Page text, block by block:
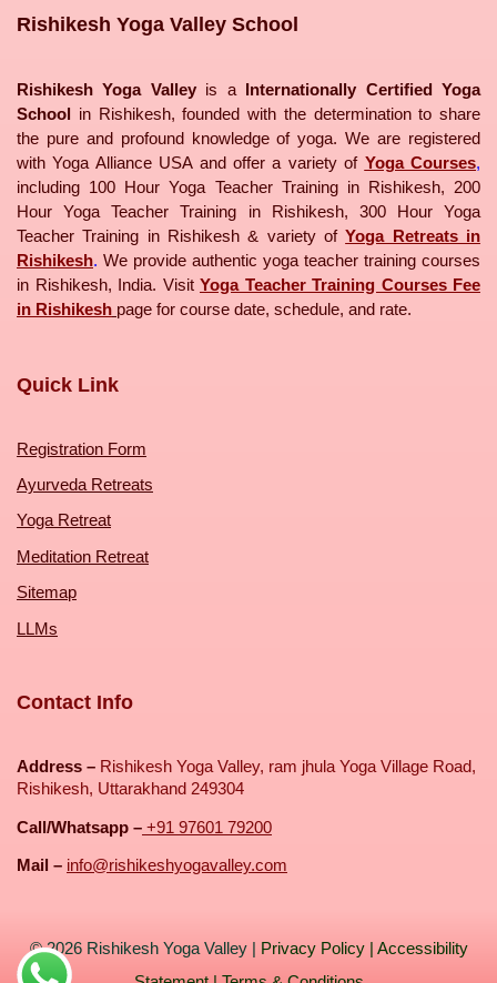
Rishikesh Yoga Valley School
Rishikesh Yoga Valleyis a Internationally Certified Yoga
School in Rishikesh, founded with the determination to share
the pure and profound knowledge of yoga. We are registered
with Yoga Alliance USA and offer a variety of Yoga Courses,
including 100 Hour Yoga Teacher Training in Rishikesh, 200
Hour Yoga Teacher Training in Rishikesh, 300 Hour Yoga
Teacher Training in Rishikesh & variety ofYoga Retreats in
Rishikesh. We provide authentic yoga teacher training courses
in Rishikesh, India. Visit Yoga Teacher Training Courses Fee
in Rishikesh page for course date, schedule, and rate.
Quick Link
Registration Form
Ayurveda Retreats
Yoga Retreat
Meditation Retreat
Sitemap
LLMs
Contact Info
Address – Rishikesh Yoga Valley, ram jhula Yoga Village Road,
Rishikesh, Uttarakhand 249304
Call/Whatsapp – +91 97601 79200
Mail – info@rishikeshyogavalley.com
© 2026 Rishikesh Yoga Valley| Privacy Policy| Accessibility